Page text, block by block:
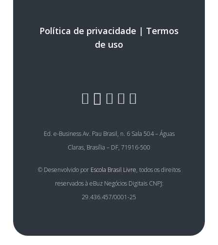
Política de privacidade | Termos
de uso
Ed. e-Business Av. Pau Brasil, n. 6 Sala 504 – Águas
Claras, Brasília – DF, 71916-500
© Desenvolvido por Escola Brasil Livre, todos os direitos
reservados à eBuz Negócios Digitais CNPJ:
29.436.457/0001-25